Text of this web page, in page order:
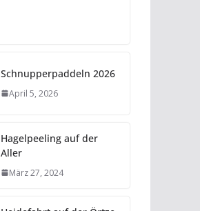
Schnupperpaddeln 2026
April 5, 2026
Hagelpeeling auf der
Aller
März 27, 2024